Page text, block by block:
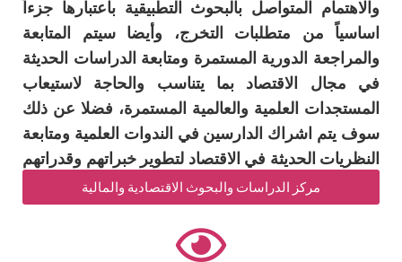
والاهتمام المتواصل بالبحوث التطبيقية باعتبارها جزءاً
اساسياً من متطلبات التخرج، وأيضا سيتم المتابعة
والمراجعة الدورية المستمرة ومتابعة الدراسات الحديثة
في مجال الاقتصاد بما يتناسب والحاجة لاستيعاب
المستجدات العلمية والعالمية المستمرة، فضلا عن ذلك
سوف يتم اشراك الدارسين في الندوات العلمية ومتابعة
النظريات الحديثة في الاقتصاد لتطوير خبراتهم وقدراتهم
وامكانياتهم العلمية والعملية.
مركز الدراسات والبحوث الاقتصادية والمالية